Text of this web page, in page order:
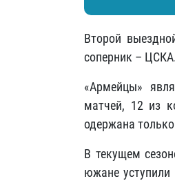
Второй
соперник –
«Армейцы»
матчей, 12 из
одержана
В текущем
южане